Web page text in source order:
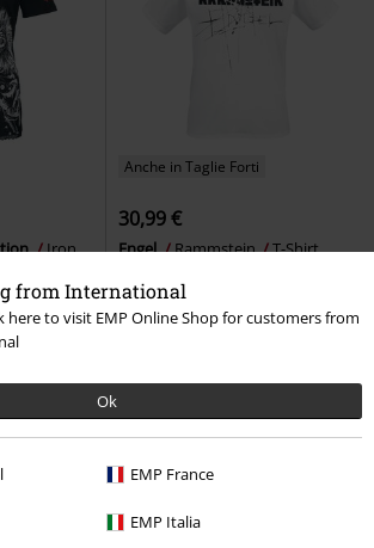
from International
here to visit EMP Online Shop for customers from
Ok
EMP France
EMP Italia
Iron
Anche in Taglie Forti
30,99 €
Engel Rammstein T-Shirt